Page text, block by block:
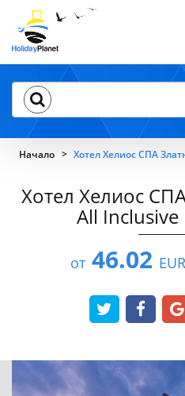
Начало Хотел Хелиос СПА
Хотел Хелиос
All
от 46.02